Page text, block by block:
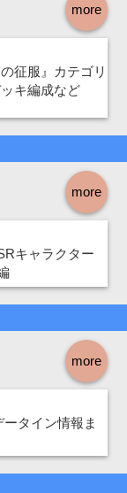
more
征服』カテゴリ
ッキ編成など
more
キャラクター
more
ータイン情報ま